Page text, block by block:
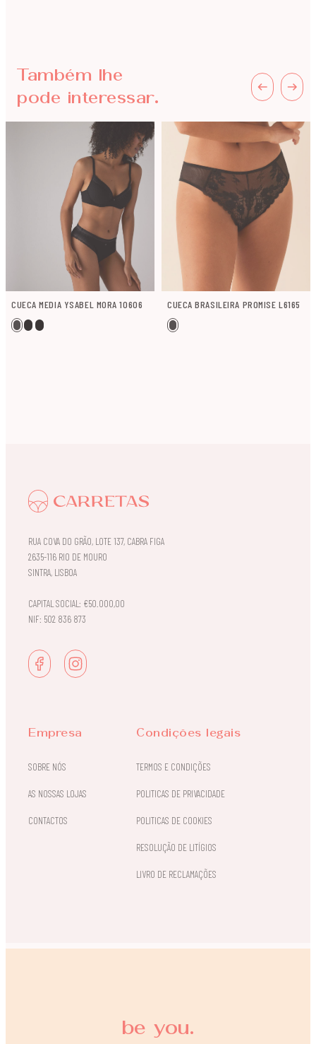
Também lhe
pode interessar.
CUECA MEDIA YSABEL MORA 10606 CUECA BRASILEIRA PROMISE L6165
RUA COVA DO GRÃO, LOTE 137, CABRA FIGA
2635-116 RIO DE MOURO
SINTRA, LISBOA
CAPITAL SOCIAL: €50.000,00
NIF: 502 836 873
Empresa
SOBRE NÓS
AS NOSSAS LOJAS
CONTACTOS
Condições legais
TERMOS E CONDIÇÕES
POLITICAS DE PRIVACIDADE
POLITICAS DE COOKIES
RESOLUÇÃO DE LITÍGIOS
LIVRO DE RECLAMAÇÕES
be you.